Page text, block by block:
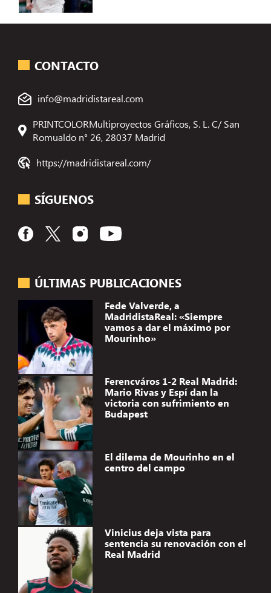
ÚLTIMAS PUBLICACIONES
Fede Valverde, a
MadridistaReal: «Siempre
vamos a dar el máximo por
Mourinho»
Ferencváros 1-2 Real Madrid:
Mario Rivas y Espí dan la
victoria con sufrimiento en
Budapest
El dilema de Mourinho en el
centro del campo
Vinicius deja vista para
sentencia su renovación con el
Real Madrid
CONTACTO
info@madridistareal.com
PRINTCOLORMultiproyectos Gráficos, S. L. C/ San
Romualdo n° 26, 28037 Madrid
https://madridistareal.com/
SÍGUENOS